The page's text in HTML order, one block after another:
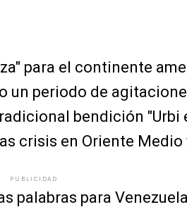
para el continente
un periodo de
bendición "Urbi
crisis en Oriente Medio
PUBLICIDAD
palabras para